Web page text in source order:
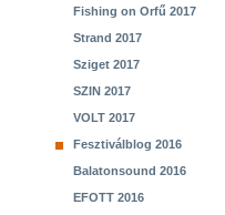
Fishing on Orfű 2017
Strand 2017
Sziget 2017
SZIN 2017
VOLT 2017
Fesztiválblog 2016
Balatonsound 2016
EFOTT 2016